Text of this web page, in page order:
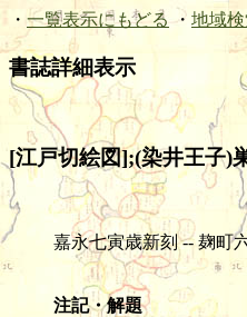
・ 一覧表示にもどる ・ 地域
書誌詳細表示
[江戸切絵図];(染井王子)
嘉永七寅歳新刻 -- 麹町
注記・解題